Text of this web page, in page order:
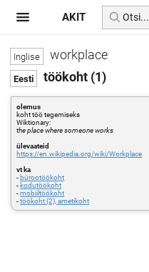
workplace
töökoht (1)
olemus
koht töö tegemiseks
Wiktionary:
the place where someone works
ülevaateid
https://en.wikipedia.org/wiki/Workplace
vt ka
- bürootöökoht
- kodutöökoht
-mobiiltöökoht
-töökoht (2), ametikoht
AKIT